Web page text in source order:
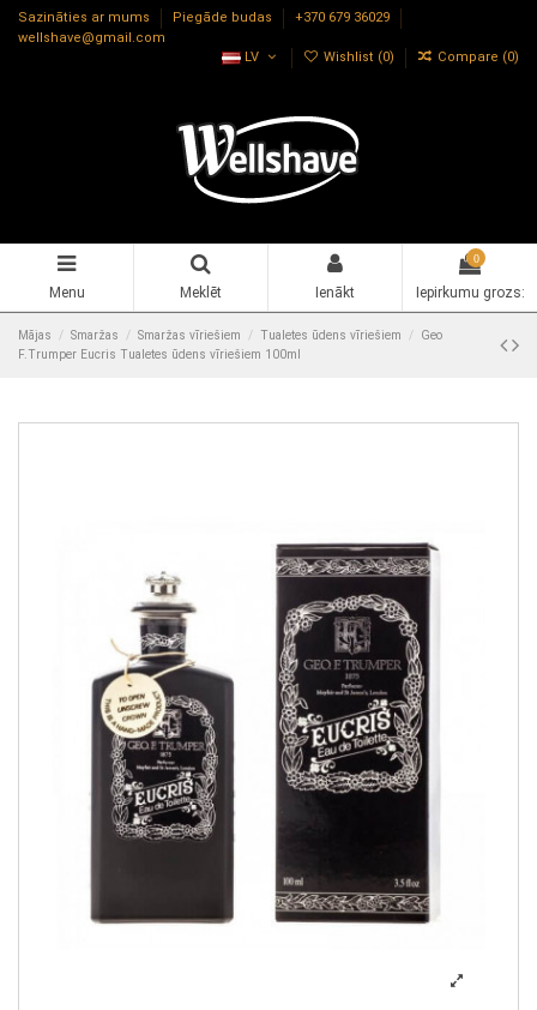
Sazināties ar mums Piegāde budas
+370 679 36029
wellshave@gmail.com
LV
Wishlist (0) Compare (0)
Menu Meklēt Ienākt
0
Iepirkumu grozs:
Mājas Smaržas Smaržas vīriešiem Tualetes ūdens vīriešiem
Geo
F.Trumper Eucris Tualetes ūdens vīriešiem 100ml